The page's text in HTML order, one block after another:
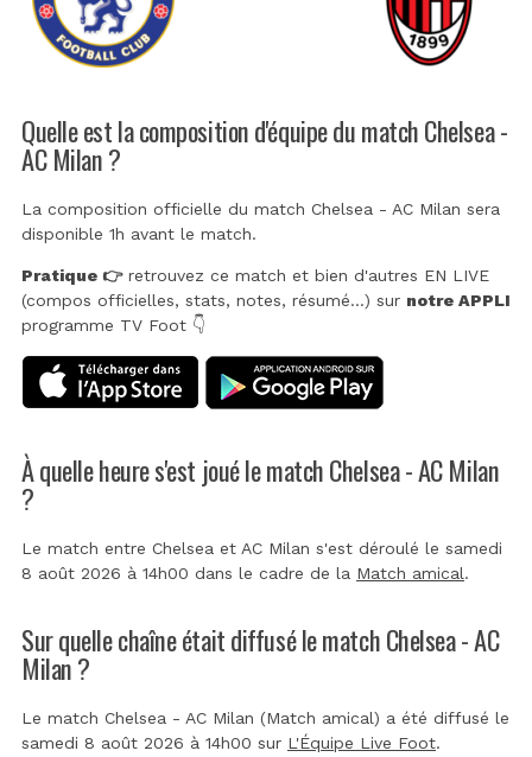
Quelle est la composition d'équipe du match Chelsea -
AC Milan ?
La composition officielle du match Chelsea - AC Milan sera
disponible 1h avant le match.
Pratique 👉retrouvez ce match et bien d'autres EN LIVE
(compos officielles, stats, notes, résumé...) sur notre APPLI
programme TV Foot 👇
À quelle heure s'est joué le match Chelsea - AC Milan
?
Le match entre Chelsea et AC Milan s'est déroulé le samedi
8 août 2026 à 14h00 dans le cadre de la Match amical.
Sur quelle chaîne était diffusé le match Chelsea - AC
Milan ?
Le match Chelsea - AC Milan (Match amical) a été diffusé le
samedi 8 août 2026 à 14h00 sur L'Équipe Live Foot.